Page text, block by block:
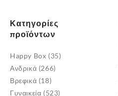
Κατηγορίες
προϊόντων
Happy Box (35)
Ανδρικά (266)
Βρεφικά (18)
Γυναικεία (523)